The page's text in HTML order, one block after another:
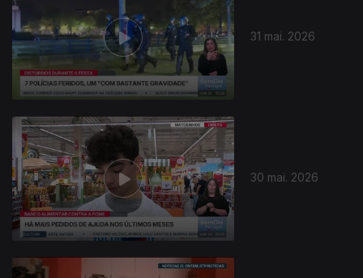
31 mai. 2026
30 mai. 2026